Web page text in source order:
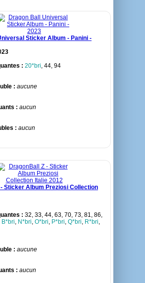
Sticker Album - Panini -
: 20*bri, 44, 94
: aucune
: aucun
: aucun
Sticker Album Preziosi Collection
: 32, 33, 44, 63, 70, 73, 81, 86,
B*bri, N*bri, O*bri, P*bri, Q*bri, R*bri,
: aucune
: aucun